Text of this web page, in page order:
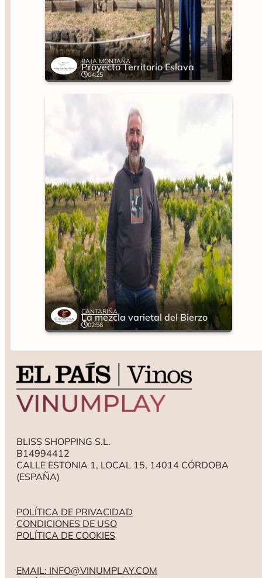
BAJA MONTAÑA
Proyecto Territorio Eslava
04:25
CANTARIÑA
La mezcla varietal del Bierzo
02:56
BLISS SHOPPING S.L.
B14994412
CALLE ESTONIA 1, LOCAL 15, 14014 CÓRDOBA
(ESPAÑA)
POLÍTICA DE PRIVACIDAD
CONDICIONES DE USO
POLÍTICA DE COOKIES
EMAIL: INFO@VINUMPLAY.COM